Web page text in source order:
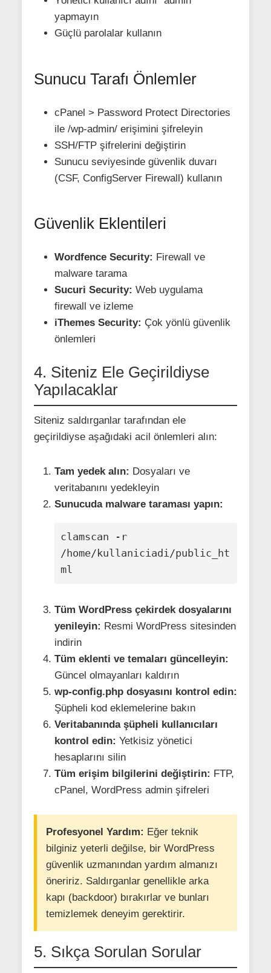
yapmayın
Güçlü parolalar kullanın
Sunucu Tarafı Önlemler
cPanel > Password Protect Directories
ile /wp-admin/ erişimini şifreleyin
SSH/FTP şifrelerini değiştirin
Sunucu seviyesinde güvenlik duvarı
(CSF, ConfigServer Firewall) kullanın
Güvenlik Eklentileri
Wordfence Security: Firewall ve
malware tarama
Sucuri Security: Web uygulama
firewall ve izleme
iThemes Security: Çok yönlü güvenlik
önlemleri
4. Siteniz Ele Geçirildiyse
Yapılacaklar
Siteniz saldırganlar tarafından ele
geçirildiyse aşağıdaki acil önlemleri alın:
Tam yedek alın: Dosyaları ve
veritabanını yedekleyin
Sunucuda malware taraması yapın:
clamscan -r
/home/kullaniciadi/public_ht
ml
Tüm WordPress çekirdek dosyalarını
yenileyin: Resmi WordPress sitesinden
indirin
Tüm eklenti ve temaları güncelleyin:
Güncel olmayanları kaldırın
wp-config.php dosyasını kontrol edin:
Şüpheli kod eklemelerine bakın
Veritabanında şüpheli kullanıcıları
kontrol edin: Yetkisiz yönetici
hesaplarını silin
Tüm erişim bilgilerini değiştirin: FTP,
cPanel, WordPress admin şifreleri
Profesyonel Yardım: Eğer teknik
bilginiz yeterli değilse, bir WordPress
güvenlik uzmanından yardım almanızı
öneririz. Saldırganlar genellikle arka
kapı (backdoor) bırakırlar ve bunları
temizlemek deneyim gerektirir.
5. Sıkça Sorulan Sorular